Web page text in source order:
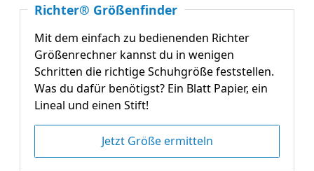
Richter® Größenfinder
Mit dem einfach zu bedienenden Richter
Größenrechner kannst du in wenigen
Schritten die richtige Schuhgröße feststellen.
Was du dafür benötigst? Ein Blatt Papier, ein
Lineal und einen Stift!
Jetzt Größe ermitteln